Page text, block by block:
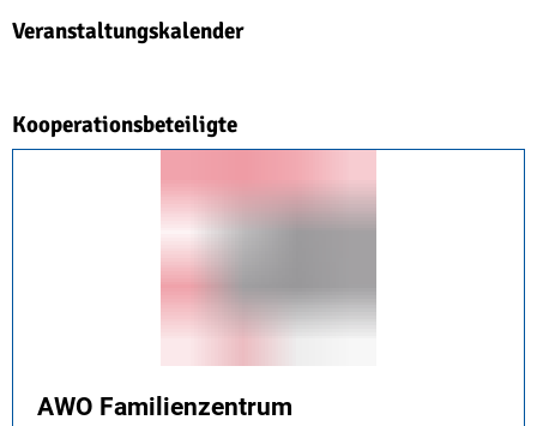
Veranstaltungskalender
Kooperationsbeteiligte
AWO Familienzentrum